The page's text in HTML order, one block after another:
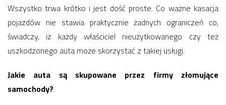
Wszystko trwa krótko i jest dość proste. Co ważne kasacja
pojazdów nie stawia praktycznie żadnych ograniczeń co,
świadczy, iż każdy właściciel nieużytkowanego czy też
uszkodzonego auta może skorzystać z takiej usługi.
Jakie auta są skupowane przez firmy złomujące
samochody?